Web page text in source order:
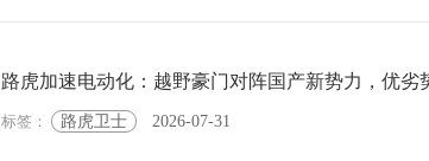
路虎加速电动化：越野豪门对阵国产新势力，优劣
标签： 路虎卫士 2026-07-31